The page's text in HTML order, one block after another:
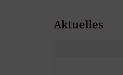
Aktuelles